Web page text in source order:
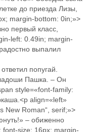
до приезда Лизы,
margin-bottom: 0in;»>
первый класс,
left: 0.49in; margin-
выпалил
попугай.
Пашка. – Он
style=«font-family:
align=«left»
New Roman“, serif;»>
– обиженно
font-size: 16px; margin-